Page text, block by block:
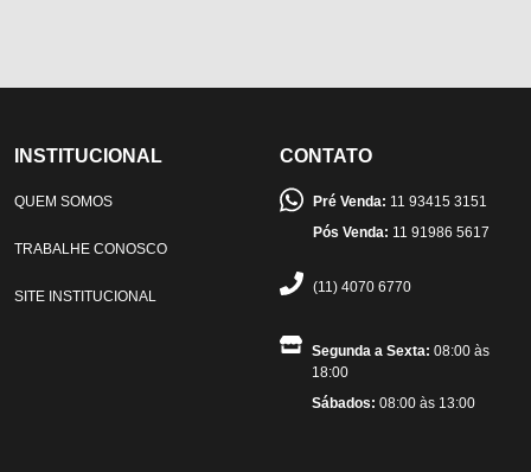
INSTITUCIONAL
QUEM SOMOS
TRABALHE CONOSCO
SITE INSTITUCIONAL
CONTATO
Pré Venda: 11 93415 3151
Pós Venda: 11 91986 5617
(11) 4070 6770
Segunda a Sexta: 08:00 às
18:00
Sábados: 08:00 às 13:00